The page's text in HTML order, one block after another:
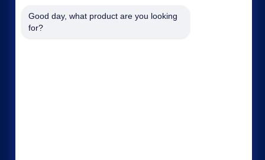
sales@chinasmartcnc.com
Good day, what product are you looking
for?